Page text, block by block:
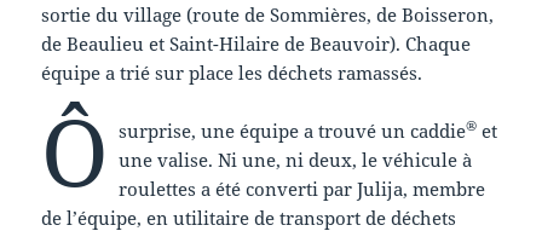
sortie du village (route de Sommières, de Boisseron,
de Beaulieu et Saint-Hilaire de Beauvoir). Chaque
équipe a trié sur place les déchets ramassés.
Ô surprise, une équipe a trouvé un caddie®et
une valise. Ni une, ni deux, le véhicule à
roulettes a été converti par Julija, membre
de l’équipe, en utilitaire de transport de déchets